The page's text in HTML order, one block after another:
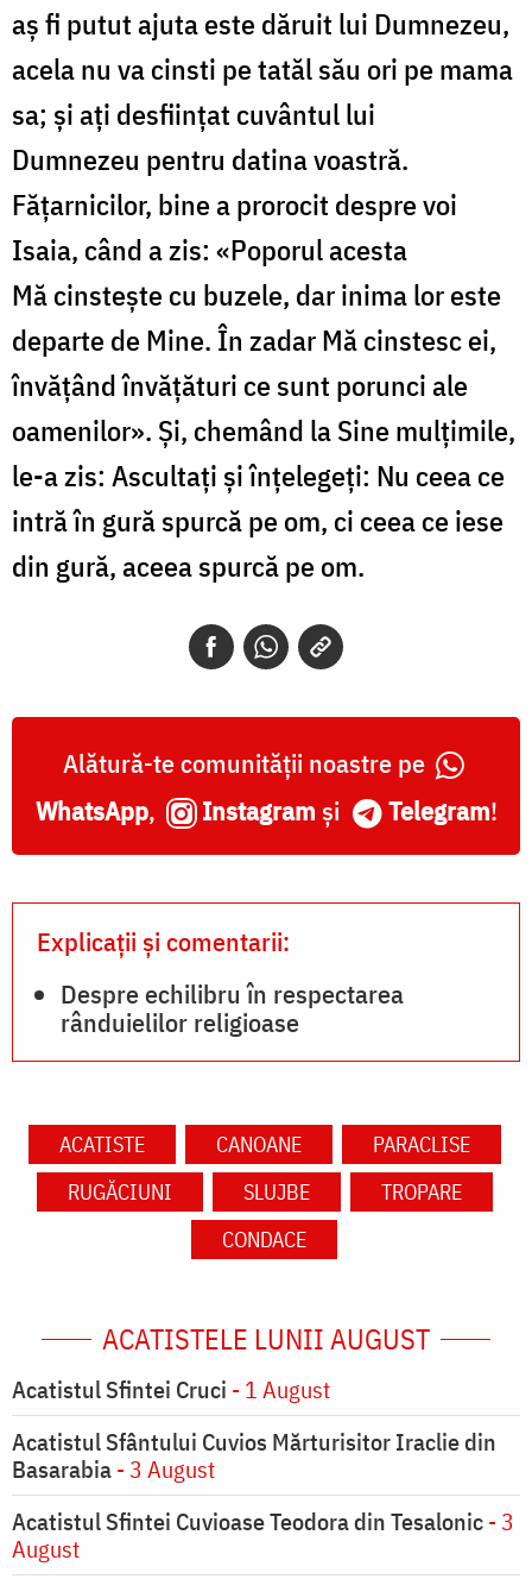
aș fi putut ajuta este dăruit lui Dumnezeu,
acela nu va cinsti pe tatăl său ori pe mama
sa; și ați desființat cuvântul lui
Dumnezeu pentru datina voastră.
Fățarnicilor, bine a prorocit despre voi
Isaia, când a zis: «Poporul acesta
Mă cinstește cu buzele, dar inima lor este
departe de Mine. În zadar Mă cinstesc ei,
învățând învățături ce sunt porunci ale
oamenilor». Și, chemând la Sine mulțimile,
le-a zis: Ascultați și înțelegeți: Nu ceea ce
intră în gură spurcă pe om, ci ceea ce iese
din gură, aceea spurcă pe om.
Alătură-te comunității noastre pe
WhatsApp, Instagram și Telegram!
Explicații și comentarii:
Despre echilibru în respectarea
rânduielilor religioase
ACATISTE CANOANE
PARACLISE
RUGĂCIUNI
SLUJBE
TROPARE
CONDACE
ACATISTELE LUNII AUGUST
Acatistul Sfintei Cruci - 1 August
Acatistul Sfântului Cuvios Mărturisitor Iraclie din
Basarabia- 3 August
Acatistul Sfintei Cuvioase Teodora din Tesalonic- 3
August